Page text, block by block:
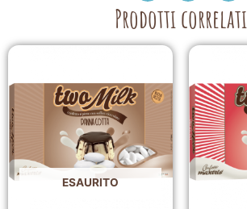
Prodotti correlati
ESAURITO